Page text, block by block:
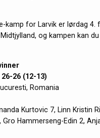
kamp for Larvik er lørdag
og kampen kan
26 (12-13)
Romania
Kurtovic 7, Linn Kristin
Hammerseng-Edin 2,